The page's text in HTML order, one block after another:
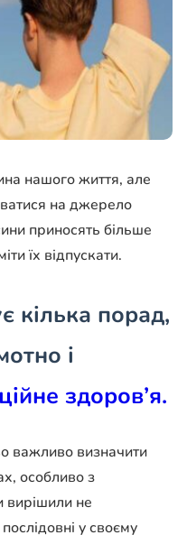
нашого життя, але
на джерело
приносять більше
їх відпускати.
кілька порад,
і
здоров’я.
важливо визначити
особливо з
вирішили не
у своєму